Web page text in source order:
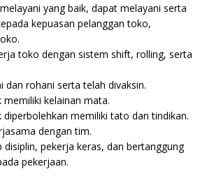
yang baik, dapat melayani serta
kepuasan pelanggan toko,
toko dengan sistem shift, rolling, serta
dan rohani serta telah divaksin.
memiliki kelainan mata.
diperbolehkan memiliki tato dan tindikan.
dengan tim.
disiplin, pekerja keras, dan bertanggung
pekerjaan.